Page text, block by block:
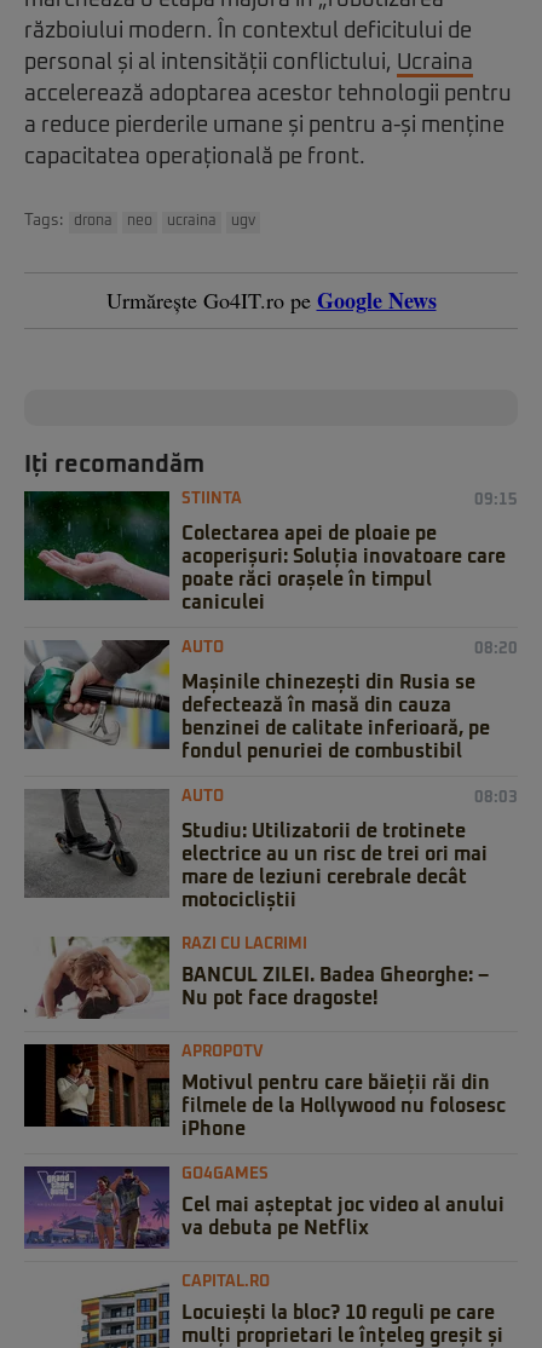
războiului modern. În contextul deficitului de
personal și al intensității conflictului, Ucraina
accelerează adoptarea acestor tehnologii pentru
a reduce pierderile umane și pentru a-și menține
capacitatea operațională pe front.
Tags: drona neo ucraina ugv
Urmărește Go4IT.ro pe Google News
Iți recomandăm
STIINTA 09:15
Colectarea apei de ploaie pe
acoperișuri: Soluția inovatoare care
poate răci orașele în timpul
caniculei
AUTO 08:20
Mașinile chinezești din Rusia se
defectează în masă din cauza
benzinei de calitate inferioară, pe
fondul penuriei de combustibil
AUTO 08:03
Studiu: Utilizatorii de trotinete
electrice au un risc de trei ori mai
mare de leziuni cerebrale decât
motocicliștii
RAZI CU LACRIMI
BANCUL ZILEI. Badea Gheorghe: –
Nu pot face dragoste!
APROPOTV
Motivul pentru care băieții răi din
filmele de la Hollywood nu folosesc
iPhone
GO4GAMES
Cel mai așteptat joc video al anului
va debuta pe Netflix
CAPITAL.RO
Locuiești la bloc? 10 reguli pe care
mulți proprietari le înțeleg greșit și